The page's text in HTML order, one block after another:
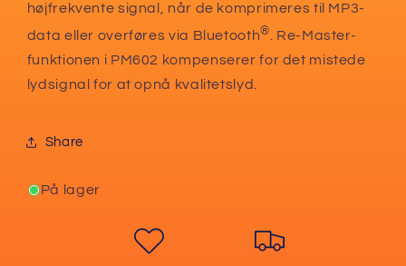
højfrekvente signal, når de komprimeres til MP3-
data eller overføres via Bluetooth®. Re-Master-
funktionen i PM602 kompenserer for det mistede
lydsignal for at opnå kvalitetslyd.
Share
På lager